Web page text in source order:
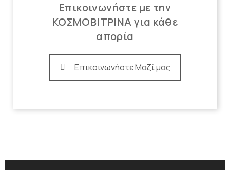
Επικοινωνήστε με την
ΚΟΣΜΟΒΙΤΡΙΝΑ για κάθε
απορία
Επικοινωνήστε Μαζί μας